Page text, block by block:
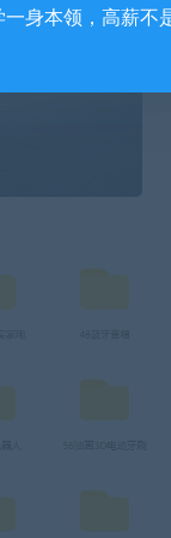
身本领，高薪不